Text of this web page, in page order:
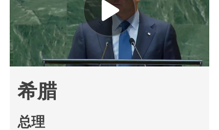
希腊
总理